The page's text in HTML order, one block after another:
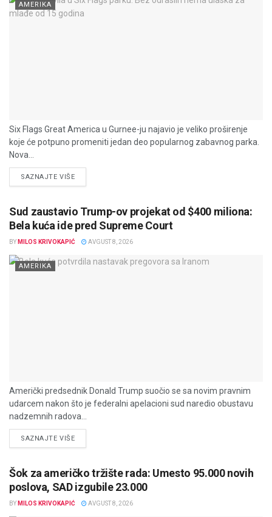
AMERIKA
Six Flags Great America u Gurnee-ju najavio je veliko proširenje
koje će potpuno promeniti jedan deo popularnog zabavnog parka.
Nova...
SAZNAJTE VIŠEDETAILS
Sud zaustavio Trump-ov projekat od $400 miliona:
Bela kuća ide pred Supreme Court
BY MILOS KRIVOKAPIĆ AVGUST 8, 2026
AMERIKA
Američki predsednik Donald Trump suočio se sa novim pravnim
udarcem nakon što je federalni apelacioni sud naredio obustavu
nadzemnih radova...
SAZNAJTE VIŠEDETAILS
Šok za američko tržište rada: Umesto 95.000 novih
poslova, SAD izgubile 23.000
BY MILOS KRIVOKAPIĆ AVGUST 8, 2026